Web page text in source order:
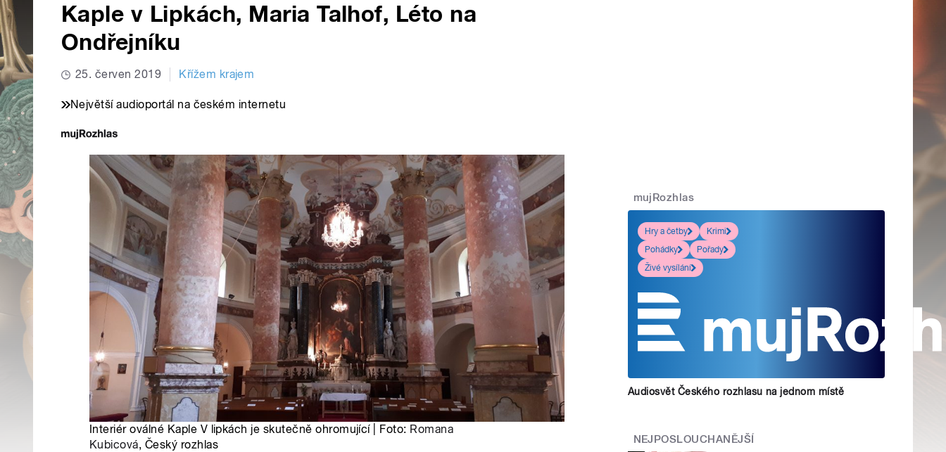
Kaple v Lipkách, Maria Talhof, Léto na
Ondřejníku
25. červen 2019 Křížem krajem
Největší audioportál na českém internetu
Interiér oválné Kaple V lipkách je skutečně ohromující | Foto: Romana
Kubicová, Český rozhlas
mujRozhlas
Hry a četby
Krimi
Pohádky
Pořady
Živé vysílání
Audiosvět Českého rozhlasu na jednom místě
NEJPOSLOUCHANĚJŠÍ